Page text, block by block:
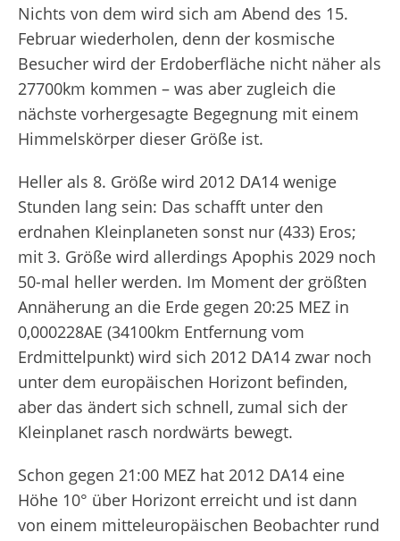
Nichts von dem wird sich am Abend des 15.
Februar wiederholen, denn der kosmische
Besucher wird der Erdoberfläche nicht näher als
27700km kommen – was aber zugleich die
nächste vorhergesagte Begegnung mit einem
Himmelskörper dieser Größe ist.
Heller als 8. Größe wird 2012 DA14 wenige
Stunden lang sein: Das schafft unter den
erdnahen Kleinplaneten sonst nur (433) Eros;
mit 3. Größe wird allerdings Apophis 2029 noch
50-mal heller werden. Im Moment der größten
Annäherung an die Erde gegen 20:25 MEZ in
0,000228AE (34100km Entfernung vom
Erdmittelpunkt) wird sich 2012 DA14 zwar noch
unter dem europäischen Horizont befinden,
aber das ändert sich schnell, zumal sich der
Kleinplanet rasch nordwärts bewegt.
Schon gegen 21:00 MEZ hat 2012 DA14 eine
Höhe 10° über Horizont erreicht und ist dann
von einem mitteleuropäischen Beobachter rund